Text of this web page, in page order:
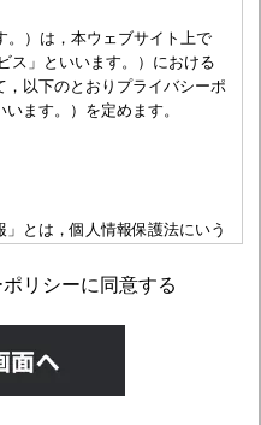
。）は，本ウェブサイト上で
ス」といいます。）における
以下のとおりプライバシーポ
ます。）を定めます。
とは，個人情報保護法にいう
日，住所，電話番号，連絡先
別できる情報を指します。
よび特性情報」とは，上記に
，ご利用いただいたサービス
たページや広告の履歴，ユー
利用日時，ご利用の方法，ご
ポリシーに同意する